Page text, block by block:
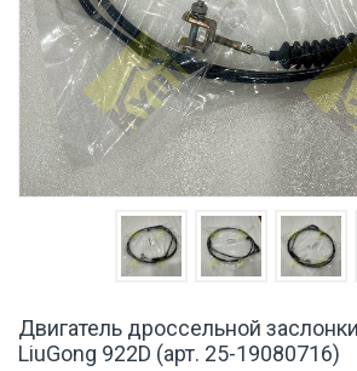
Двигатель дроссельной
LiuGong 922D (арт. 25-19080716)